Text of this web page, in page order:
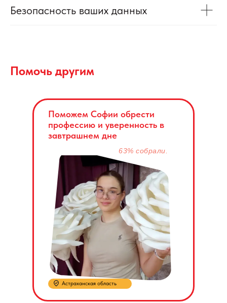
Безопасность ваших данных
Помочь другим
Поможем Софии обрести
профессию и уверенность в
завтрашнем дне
Астраханская область
63% собрали.